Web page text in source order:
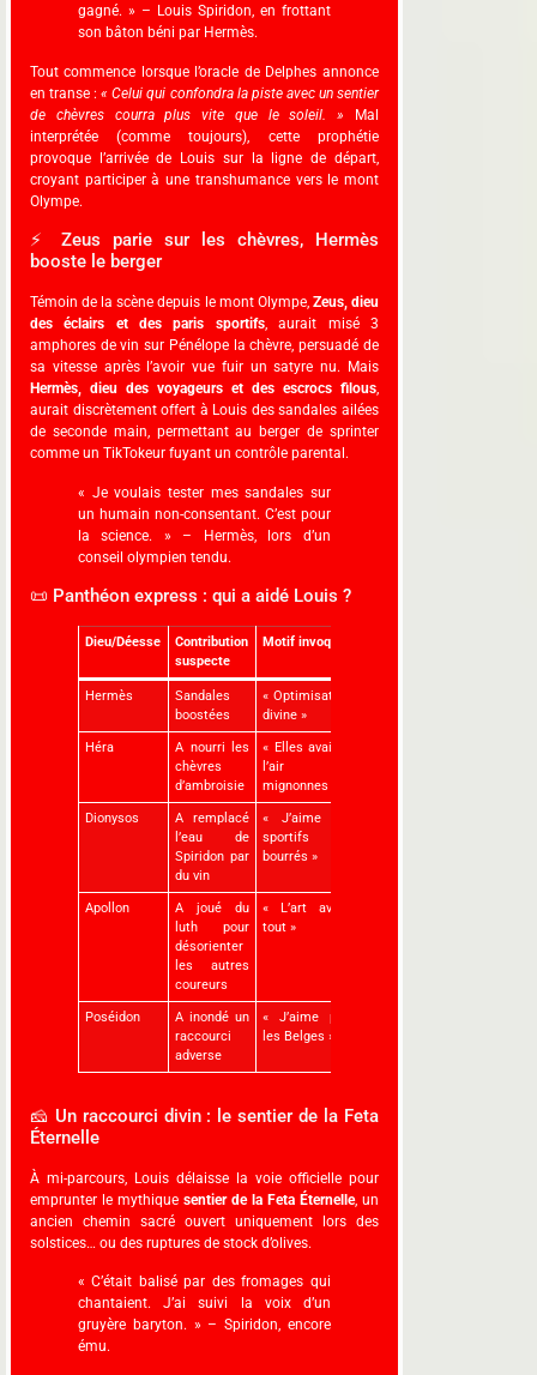
gagné. » – Louis Spiridon, en frottant
son bâton béni par Hermès.
Tout commence lorsque l’oracle de Delphes annonce
en transe :« Celui qui confondra la piste avec un sentier
de chèvres courra plus vite que le soleil. » Mal
interprétée (comme toujours), cette prophétie
provoque l’arrivée de Louis sur la ligne de départ,
croyant participer à une transhumance vers le mont
Olympe.
⚡ Zeus parie sur les chèvres, Hermès
booste le berger
Témoin de la scène depuis le mont Olympe, Zeus, dieu
des éclairs et des paris sportifs, aurait misé 3
amphores de vin sur Pénélope la chèvre, persuadé de
sa vitesse après l’avoir vue fuir un satyre nu. Mais
Hermès, dieu des voyageurs et des escrocs filous,
aurait discrètement offert à Louis des sandales ailées
de seconde main, permettant au berger de sprinter
comme un TikTokeur fuyant un contrôle parental.
« Je voulais tester mes sandales sur
un humain non-consentant. C’est pour
la science. » – Hermès, lors d’un
conseil olympien tendu.
📜 Panthéon express : qui a aidé Louis ?
Dieu/Déesse
Contribution
suspecte
Motif invoqué
Hermès
Sandales
boostées
« Optimisation
divine »
Héra
A nourri les
chèvres
d’ambroisie
« Elles avaient
l’air
mignonnes »
Dionysos
A remplacé
l’eau de
Spiridon par
du vin
« J’aime les
sportifs
bourrés »
Apollon
A joué du
luth pour
désorienter
les autres
coureurs
« L’art avant
tout »
Poséidon
A inondé un
raccourci
adverse
« J’aime pas
les Belges »
🧀 Un raccourci divin : le sentier de la Feta
Éternelle
À mi-parcours, Louis délaisse la voie officielle pour
emprunter le mythique sentier de la Feta Éternelle, un
ancien chemin sacré ouvert uniquement lors des
solstices… ou des ruptures de stock d’olives.
« C’était balisé par des fromages qui
chantaient. J’ai suivi la voix d’un
gruyère baryton. » – Spiridon, encore
ému.